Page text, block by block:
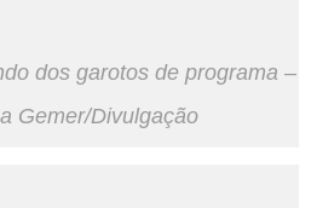
dos garotos de programa –
Gemer/Divulgação